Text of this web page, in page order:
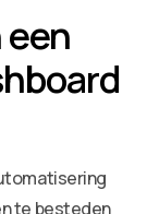
te besteden